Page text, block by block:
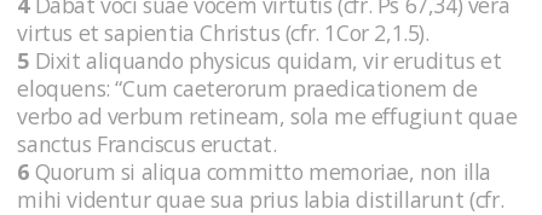
virtus et sapientia Christus (cfr. 1Cor 2,1.5).
5 Dixit aliquando physicus quidam, vir eruditus et
eloquens: “Cum caeterorum praedicationem de
verbo ad verbum retineam, sola me effugiunt quae
sanctus Franciscus eructat.
6 Quorum si aliqua committo memoriae, non illa
mihi videntur quae sua prius labia distillarunt (cfr.